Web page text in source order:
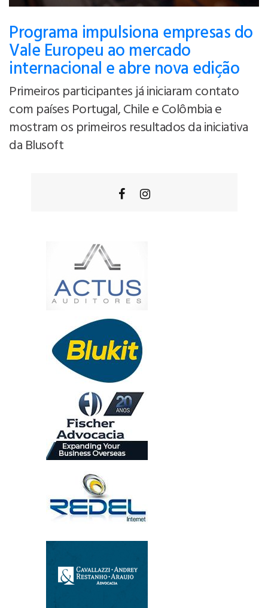
Programa impulsiona empresas do
Vale Europeu ao mercado
internacional e abre nova edição
Primeiros participantes já iniciaram contato
com países Portugal, Chile e Colômbia e
mostram os primeiros resultados da iniciativa
da Blusoft